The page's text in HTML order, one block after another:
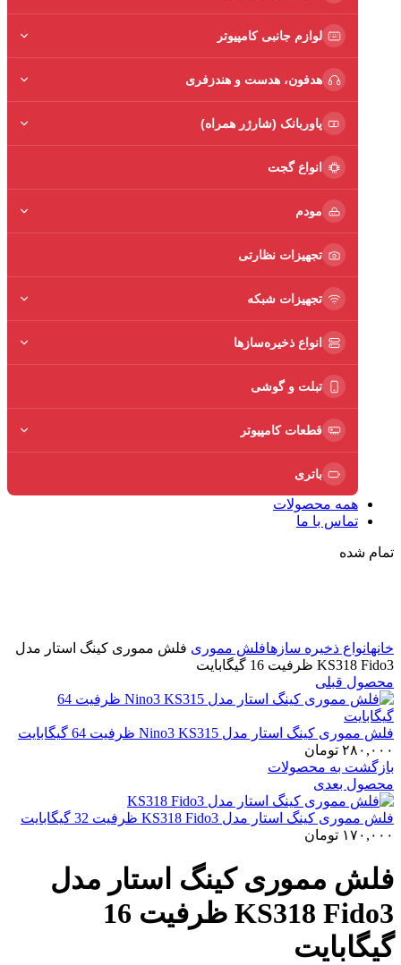
لوازم جانبی کامپیوتر
هدفون، هدست و هندزفری
پاوربانک (شارژر همراه)
انواع گجت
مودم
تجهیزات نظارتی
تجهیزات شبکه
انواع ذخیره‌سازها
تبلت و گوشی
قطعات کامپیوتر
باتری
همه محصولات
تماس با ما
تمام شده
خانهانواع ذخیره سازهافلش مموری فلش مموری کینگ استار مدل
KS318 Fido3 ظرفیت 16 گیگابایت
محصول قبلی
فلش مموری کینگ استار مدل Nino3 KS315 ظرفیت 64 گیگابایت
۲۸۰,۰۰۰ تومان
بازگشت به محصولات
محصول بعدی
فلش مموری کینگ استار مدل KS318 Fido3 ظرفیت 32 گیگابایت
۱۷۰,۰۰۰ تومان
فلش مموری کینگ استار مدل
KS318 Fido3 ظرفیت 16
گیگابایت